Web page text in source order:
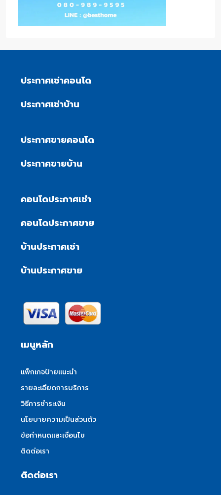
ประกาศเช่าคอนโด
ประกาศเช่าบ้าน
ประกาศขายคอนโด
ประกาศขายบ้าน
คอนโดประกาศเช่า
คอนโดประกาศขาย
บ้านประกาศเช่า
บ้านประกาศขาย
เมนูหลัก
แพ็กเกจป้ายแนะนำ
รายละเอียดการบริการ
วิธีการชำระเงิน
นโยบายความเป็นส่วนตัว
ข้อกำหนดและเงื่อนไข
ติดต่อเรา
ติดต่อเรา